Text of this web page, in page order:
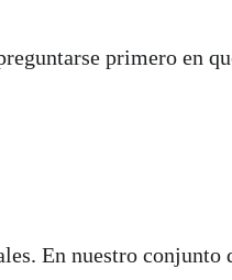
primero en
En nuestro